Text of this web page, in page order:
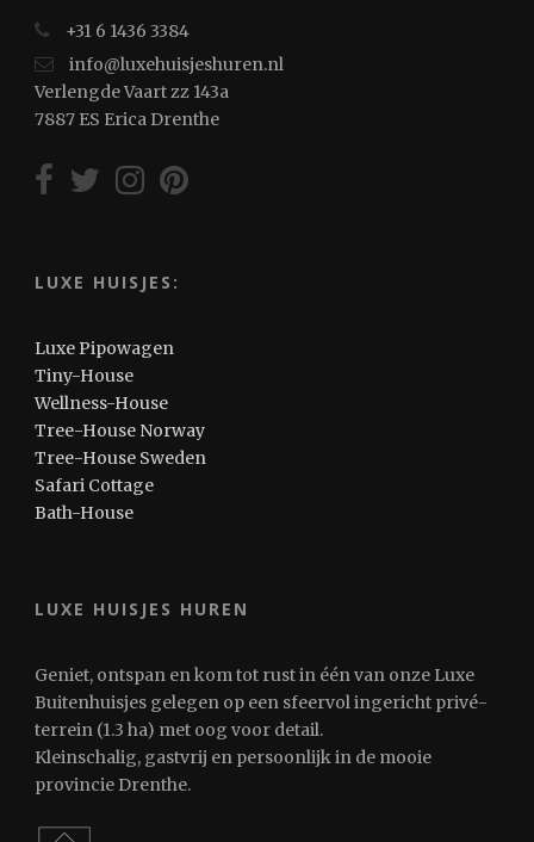
+31 6 1436 3384
info@luxehuisjeshuren.nl
Verlengde Vaart zz 143a
7887 ES Erica Drenthe
LUXE HUISJES:
Luxe Pipowagen
Tiny-House
Wellness-House
Tree-House Norway
Tree-House Sweden
Safari Cottage
Bath-House
LUXE HUISJES HUREN
Geniet, ontspan en kom tot rust in één van onze Luxe
Buitenhuisjes gelegen op een sfeervol ingericht privé-
terrein (1.3 ha) met oog voor detail.
Kleinschalig, gastvrij en persoonlijk in de mooie
provincie Drenthe.